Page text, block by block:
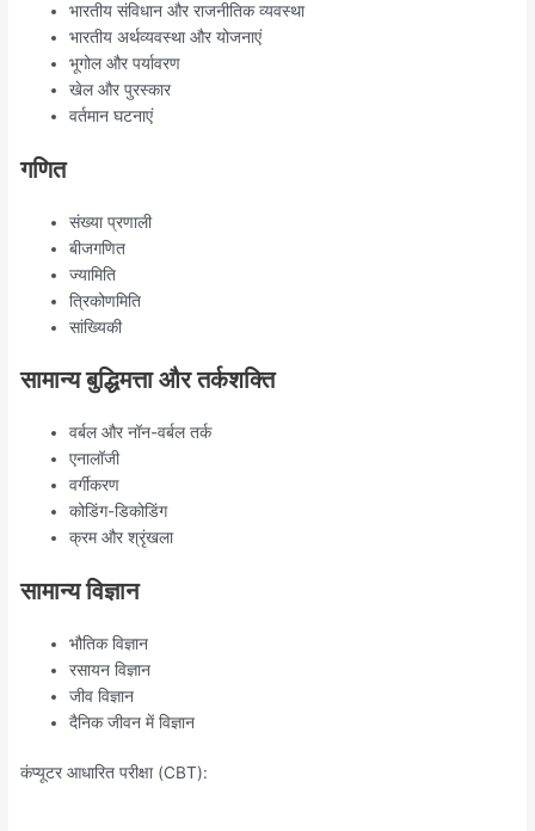
भारतीय संविधान और राजनीतिक व्यवस्था
भारतीय अर्थव्यवस्था और योजनाएं
भूगोल और पर्यावरण
खेल और पुरस्कार
वर्तमान घटनाएं
गणित
संख्या प्रणाली
बीजगणित
ज्यामिति
त्रिकोणमिति
सांख्यिकी
सामान्य बुद्धिमत्ता और तर्कशक्ति
वर्बल और नॉन-वर्बल तर्क
एनालॉजी
वर्गीकरण
कोडिंग-डिकोडिंग
क्रम और श्रृंखला
सामान्य विज्ञान
भौतिक विज्ञान
रसायन विज्ञान
जीव विज्ञान
दैनिक जीवन में विज्ञान
कंप्यूटर आधारित परीक्षा (CBT):